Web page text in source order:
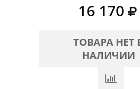
16 170
ТОВАРА НЕТ
НАЛИЧИИ